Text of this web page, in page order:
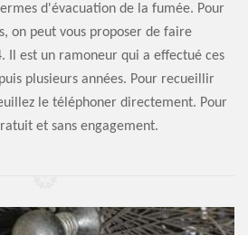
d'évacuation de la fumée. Pour
on peut vous proposer de faire
Il est un ramoneur qui a effectué ces
plusieurs années. Pour recueillir
le téléphoner directement. Pour
et sans engagement.